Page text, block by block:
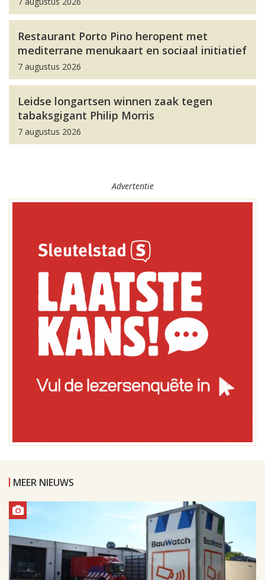
Restaurant Porto Pino heropent met
mediterrane menukaart en sociaal initiatief
7 augustus 2026
Leidse longartsen winnen zaak tegen
tabaksgigant Philip Morris
7 augustus 2026
Advertentie
MEER NIEUWS